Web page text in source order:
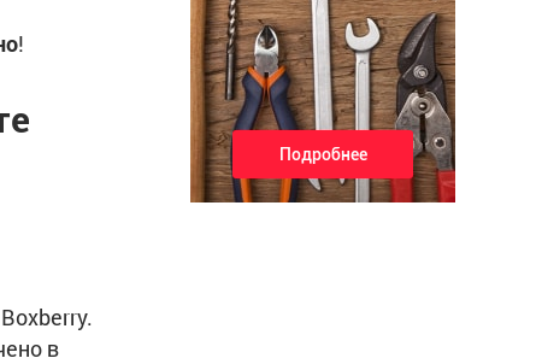
!
в
Подробнее